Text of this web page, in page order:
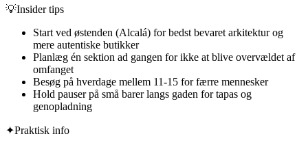
💡Insider tips
Start ved østenden (Alcalá) for bedst bevaret arkitektur og
mere autentiske butikker
Planlæg én sektion ad gangen for ikke at blive overvældet af
omfanget
Besøg på hverdage mellem 11-15 for færre mennesker
Hold pauser på små barer langs gaden for tapas og
genopladning
✦Praktisk info